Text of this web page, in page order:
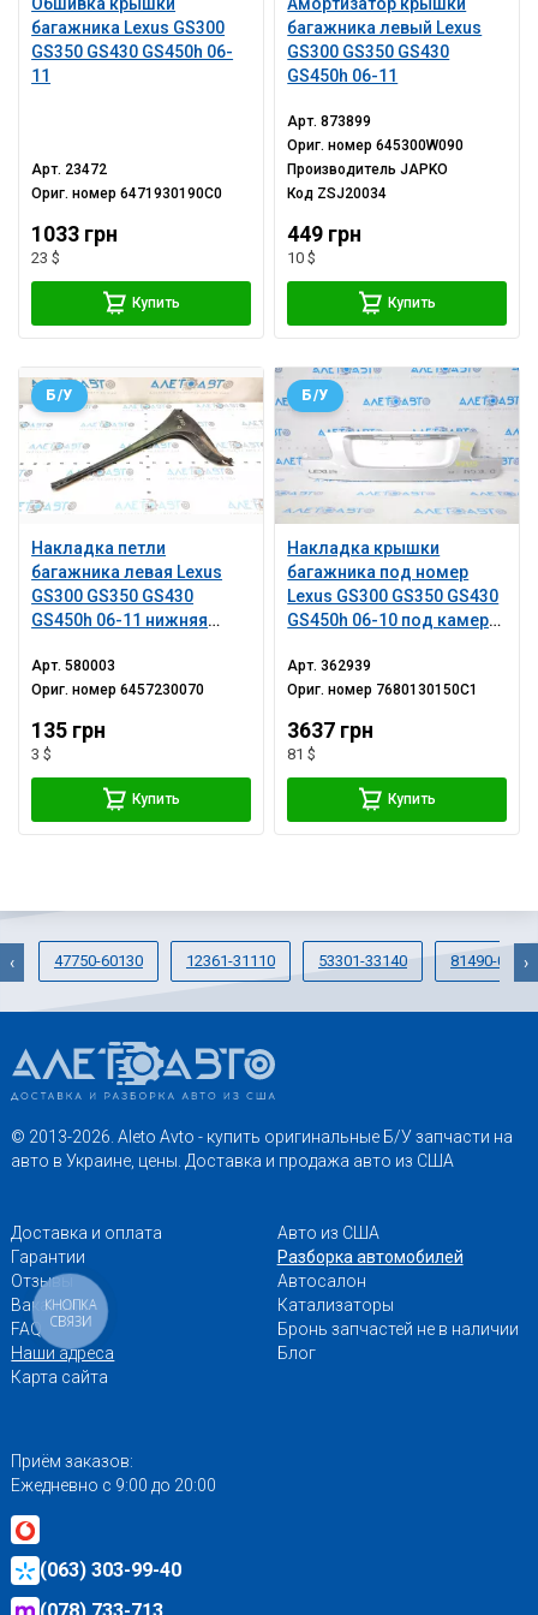
багажника Lexus GS300
GS350 GS430 GS450h 06-
11
Арт. 23472
Ориг. номер6471930190C0
1033 грн
23 $
Купить
багажника левый Lexus
GS300 GS350 GS430
GS450h 06-11
Арт.873899
Ориг. номер645300W090
ПроизводительJAPKO
Код ZSJ20034
449 грн
10 $
Купить
Накладка петли
багажника левая Lexus
GS300 GS350 GS430
GS450h 06-11 нижняя
Б/У
Арт.580003
Ориг. номер6457230070
135 грн
3 $
Купить
Накладка крышки
багажника под номер
Lexus GS300 GS350 GS430
GS450h 06-10 под камеру,
Б/У
Арт.362939
Ориг. номер 7680130150C1
3637 грн
81 $
Купить
47750-60130 12361-31110 53301-33140 81490-0E010
‹ ›
© 2013-2026. Aleto Avto - купить оригинальные Б/У запчасти на
авто в Украине, цены. Доставка и продажа авто из США
Доставка и оплата
Гарантии
Отзывы
Вакансии
FAQ
Наши адреса
Карта сайта
Авто из США
Разборка автомобилей
Автосалон
Катализаторы
Бронь запчастей не в наличии
Блог
Приём заказов:
Ежедневно с 9:00 до 20:00
(063) 303-99-40
КНОПКА
СВЯЗИ